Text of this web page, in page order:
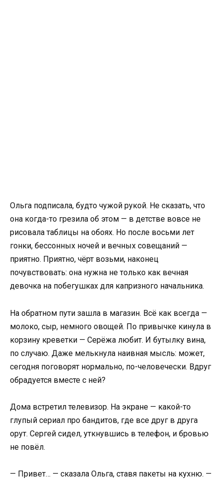
Ольга подписала, будто чужой рукой. Не сказать, что
она когда-то грезила об этом — в детстве вовсе не
рисовала таблицы на обоях. Но после восьми лет
гонки, бессонных ночей и вечных совещаний —
приятно. Приятно, чёрт возьми, наконец
почувствовать: она нужна не только как вечная
девочка на побегушках для капризного начальника.
На обратном пути зашла в магазин. Всё как всегда —
молоко, сыр, немного овощей. По привычке кинула в
корзину креветки — Серёжа любит. И бутылку вина,
по случаю. Даже мелькнула наивная мысль: может,
сегодня поговорят нормально, по-человечески. Вдруг
обрадуется вместе с ней?
Дома встретил телевизор. На экране — какой-то
глупый сериал про бандитов, где все друг в друга
орут. Сергей сидел, уткнувшись в телефон, и бровью
не повёл.
— Привет… — сказала Ольга, ставя пакеты на кухню. —